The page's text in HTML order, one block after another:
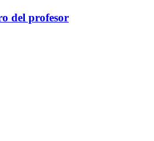
del profesor